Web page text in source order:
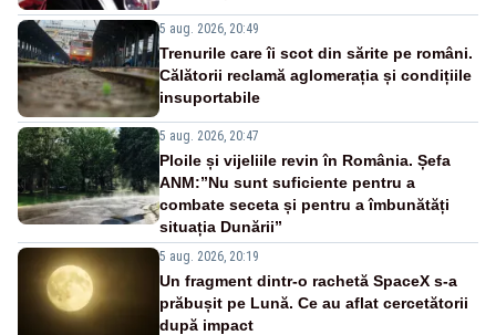
5 aug. 2026, 20:49
Trenurile care îi scot din sărite pe români.
Călătorii reclamă aglomerația și condițiile
insuportabile
5 aug. 2026, 20:47
Ploile și vijeliile revin în România. Șefa
ANM:”Nu sunt suficiente pentru a
combate seceta și pentru a îmbunătăți
situația Dunării”
5 aug. 2026, 20:19
Un fragment dintr-o rachetă SpaceX s-a
prăbușit pe Lună. Ce au aflat cercetătorii
după impact